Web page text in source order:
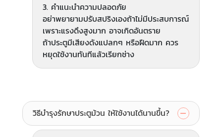
3. คำแนะนำความปลอดภัย
อย่าพยายามปรับสปริงเองถ้าไม่มีประสบการณ์
เพราะแรงดึงสูงมาก อาจเกิดอันตราย
ถ้าประตูมีเสียงดังแปลกๆ หรือฝืดมาก ควร
หยุดใช้งานทันทีแล้วเรียกช่าง
วิธีบำรุงรักษาประตูม้วน ให้ใช้งานได้นานขึ้น?